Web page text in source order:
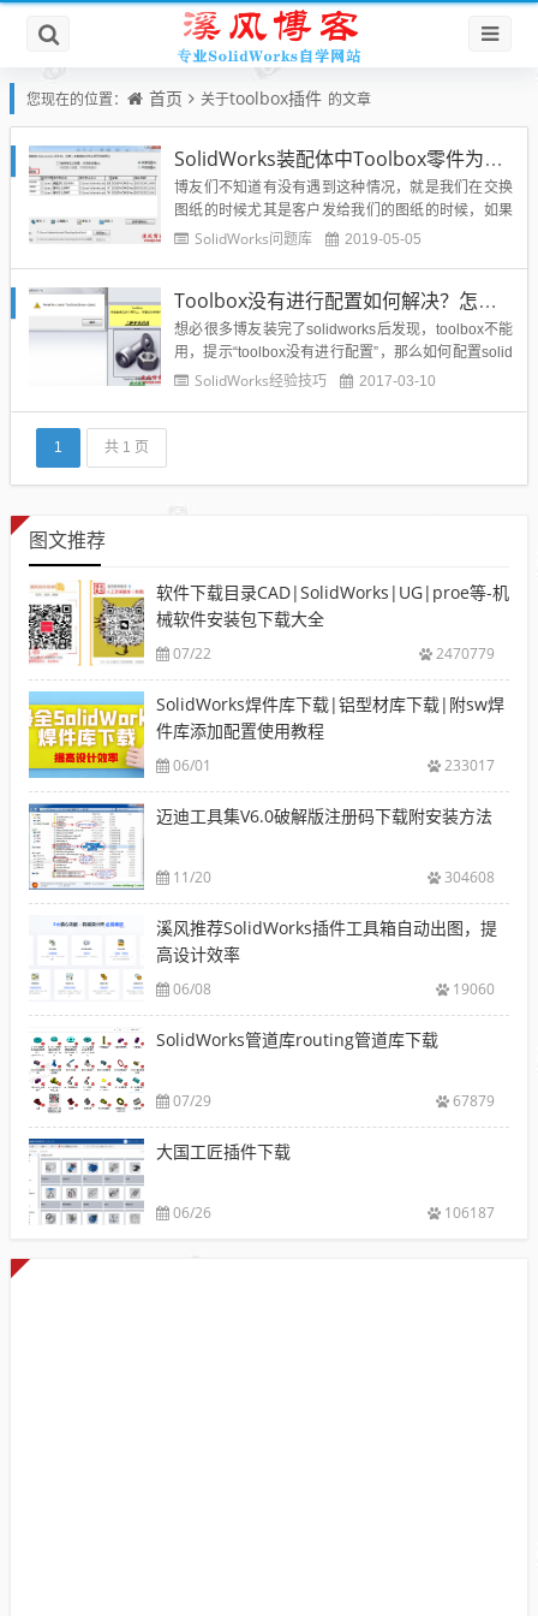
您现在的位置： 首页 关于toolbox插件 的文章
SolidWorks装配体中Toolbox零件为什么变大变小如何解决？
博友们不知道有没有遇到这种情况，就是我们在交换
图纸的时候尤其是客户发给我们的图纸的时候，如果
使用了toolbox插件生成了标准件模型零件插入到装配
用的规格，那么到底是什么原因造成的呢？应该如何
解决SolidW...
SolidWorks问题库 2019-05-05
Toolbox没有进行配置如何解决？怎么配置solidworks插件toolbox?
想必很多博友装完了solidworks后发现，toolbox不能
用，提示“toolbox没有进行配置”，那么如何配置solid
works插件toolbox呢？错误界面如下图所示：本文解
SolidWorks经验技巧 2017-03-10
1 共 1 页
图文推荐
软件下载目录CAD|SolidWorks|UG|proe等-机
械软件安装包下载大全
07/22 2470779
SolidWorks焊件库下载|铝型材库下载|附sw焊
件库添加配置使用教程
06/01 233017
迈迪工具集V6.0破解版注册码下载附安装方法
11/20 304608
溪风推荐SolidWorks插件工具箱自动出图，提
高设计效率
06/08 19060
SolidWorks管道库routing管道库下载
07/29 67879
大国工匠插件下载
06/26 106187